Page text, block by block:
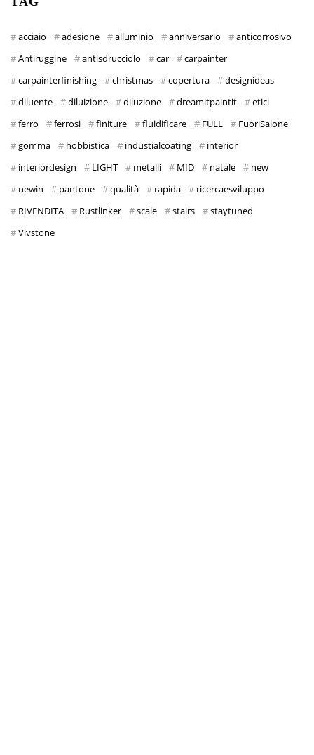
acciaio adesione alluminio anniversario
anticorrosivo
Antiruggine
antisdrucciolo car
carpainter
carpainterfinishing
christmas copertura
designideas
diluente
diluizione diluzione dreamitpaintit
etici
ferro
ferrosi finiture fluidificare FULL
FuoriSalone
gomma
hobbistica industialcoating
interior
interiordesign
LIGHT metalli MID natale
new
newin
pantone qualità rapida
ricercaesviluppo
RIVENDITA
Rustlinker scale stairs
staytuned
Vivstone